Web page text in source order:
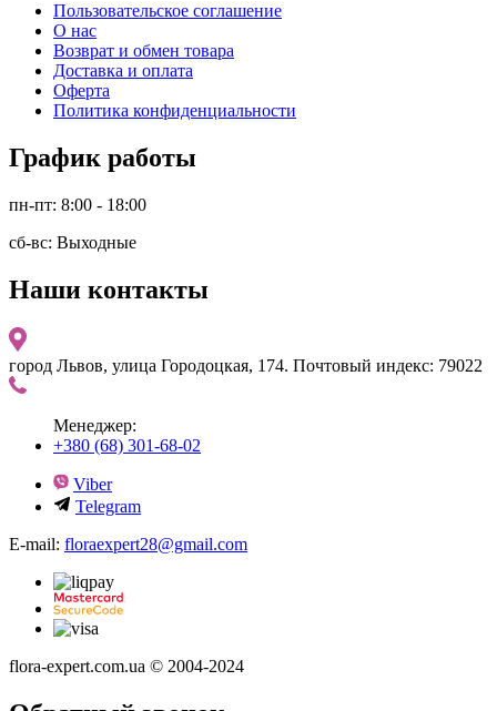
Пользовательское соглашение
О нас
Возврат и обмен товара
Доставка и оплата
Оферта
Политика конфиденциальности
График работы
пн-пт: 8:00 - 18:00
сб-вс: Выходные
Наши контакты
город Львов, улица Городоцкая, 174. Почтовый индекс: 79022
Менеджер:
+380 (68) 301-68-02
Viber
Telegram
E-mail: floraexpert28@gmail.com
flora-expert.com.ua © 2004-2024